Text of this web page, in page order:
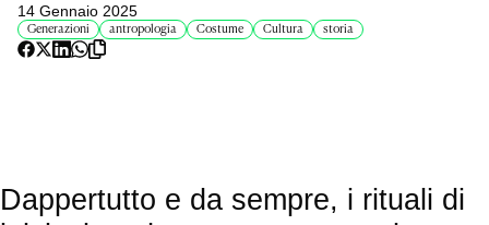
14 Gennaio 2025
Generazioni antropologia Costume Cultura storia
Dappertutto e da sempre, i rituali di